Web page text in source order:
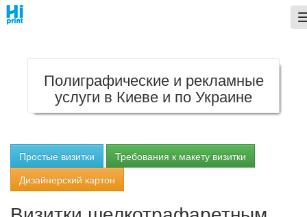
Полиграфические и рекламные
услуги в Киеве и по Украине
Простые визитки
Требования к макету визитки
Дизайнерский картон